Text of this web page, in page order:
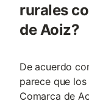
rurales
de Aoiz?
De acuerdo
parece que
Comarca de